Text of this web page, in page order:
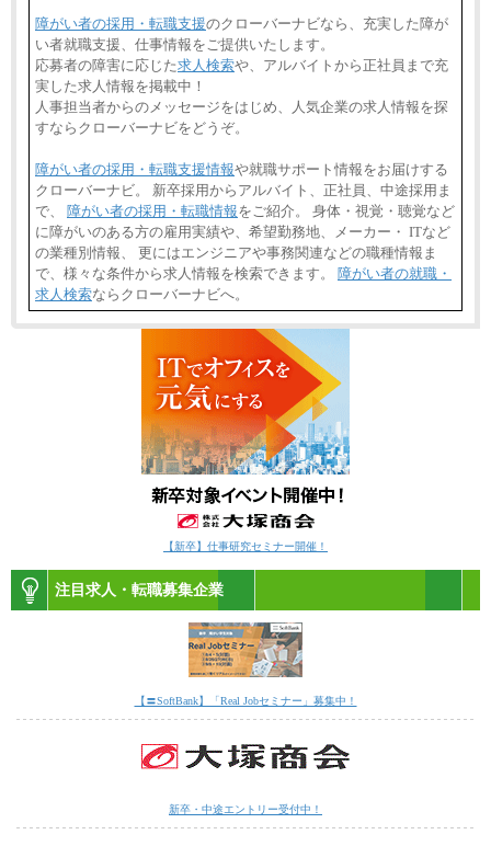
障がい者の採用・転職支援のクローバーナビなら、充実した障が
い者就職支援、仕事情報をご提供いたします。
応募者の障害に応じた求人検索や、アルバイトから正社員まで充
実した求人情報を掲載中！
人事担当者からのメッセージをはじめ、人気企業の求人情報を探
すならクローバーナビをどうぞ。
障がい者の採用・転職支援情報や就職サポート情報をお届けする
クローバーナビ。 新卒採用からアルバイト、正社員、中途採用ま
で、 障がい者の採用・転職情報をご紹介。 身体・視覚・聴覚など
に障がいのある方の雇用実績や、希望勤務地、メーカー・ ITなど
の業種別情報、 更にはエンジニアや事務関連などの職種情報ま
で、様々な条件から求人情報を検索できます。 障がい者の就職・
求人検索ならクローバーナビへ。
【新卒】仕事研究セミナー開催！
注目求人・転職募集企業
【〓SoftBank】「Real Jobセミナー」募集中！
新卒・中途エントリー受付中！